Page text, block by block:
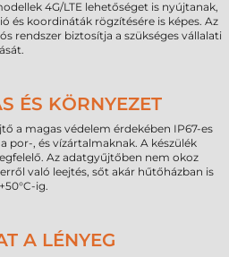
4G/LTE lehetőséget is nyújtanak,
és koordináták rögzítésére is képes. Az
rendszer biztosítja a szükséges vállalati
ÉS KÖRNYEZET
a magas védelem érdekében IP67-es
por-, és vízártalmaknak. A készülék
Az adatgyűjtőben nem okoz
való leejtés, sőt akár hűtőházban is
ig.
A LÉNYEG